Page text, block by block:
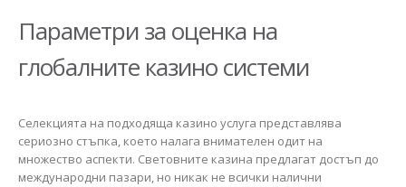
Параметри за оценка на
глобалните казино системи
Селекцията на подходяща казино услуга представлява
сериозно стъпка, което налага внимателен одит на
множество аспекти. Световните казина предлагат достъп до
международни пазари, но никак не всички налични